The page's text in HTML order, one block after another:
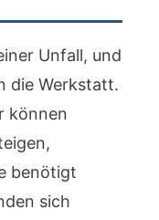
Unfall, und
die Werkstatt.
können
benötigt
sich